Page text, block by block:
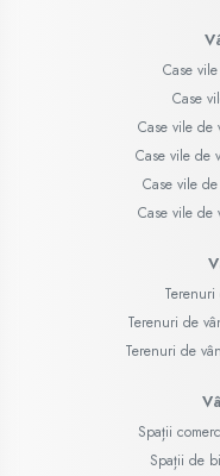
Case
Case
Case vile de
Case vile de
Case vile
Case vile de
Terenuri de
Terenuri de
Spații
Spații de